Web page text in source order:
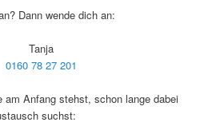
Dann wende dich an:
Tanja
0160 78 27 201
am Anfang stehst, schon lange dabei
suchst: